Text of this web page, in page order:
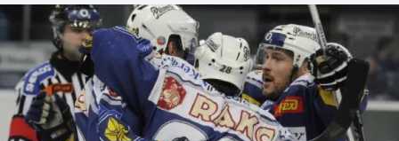
Atletika
Cyklistika
DALŠÍ SPORTY
Americký fotbal
NEPŘEHLÉDNĚTE